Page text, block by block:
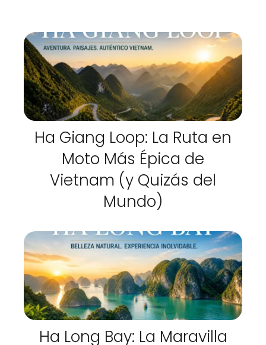
Ha Giang Loop: La Ruta en
Moto Más Épica de
Vietnam (y Quizás del
Mundo)
Ha Long Bay: La Maravilla